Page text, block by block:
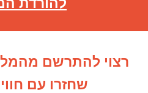
רצוי להתרשם
שחזרו עם